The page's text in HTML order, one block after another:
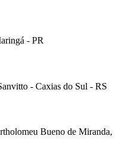
- PR
- Caxias do Sul - RS
Bueno de Miranda,